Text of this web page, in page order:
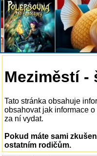
Meziměstí -
Tato stránka obsahuje
obsahovat jak informace
za ní vydat.
Pokud máte sami
ostatním rodičům.